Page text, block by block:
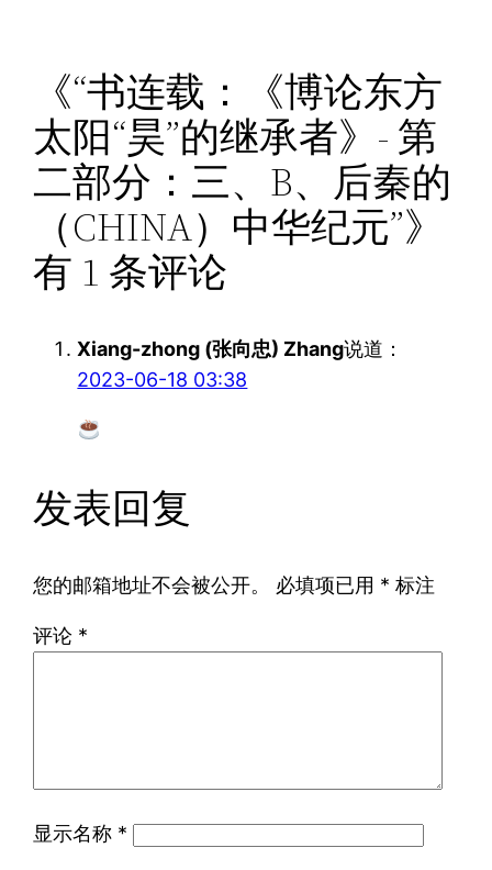
《“书连载：《博论东方
太阳“昊”的继承者》- 第
二部分：三、B、后秦的
（CHINA）中华纪元”》
有 1 条评论
Xiang-zhong (张向忠) Zhang说道：
2023-06-18 03:38
发表回复
您的邮箱地址不会被公开。 必填项已用 * 标注
评论 *
显示名称 *